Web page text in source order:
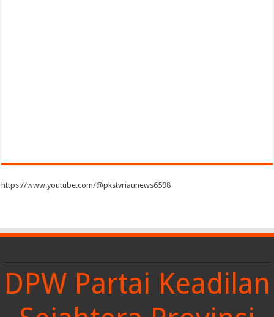
https://www.youtube.com/@pkstvriaunews6598
DPW Partai Keadilan